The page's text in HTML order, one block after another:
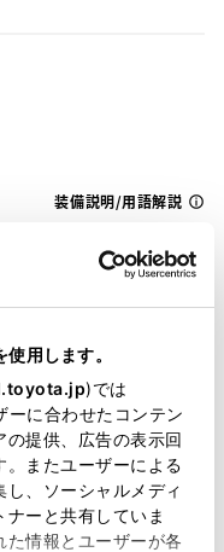
用します。
)では
に合わせたコンテン
提供、広告の表示回
またユーザーによる
、ソーシャルメディ
ーと共有していま
情報とユーザーが各
装備説明/用語解説